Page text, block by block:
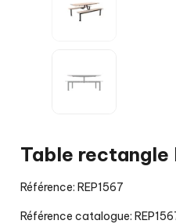
Table
Référence: REP1567
Référence catalogue: